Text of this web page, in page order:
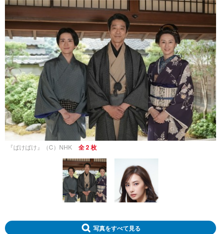
『ばけばけ』（C）NHK 全 2 枚
写真をすべて見る